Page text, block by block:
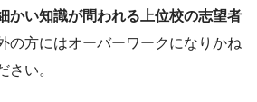
かい知識が問われる上位校の志望者
の方にはオーバーワークになりかね
さい。